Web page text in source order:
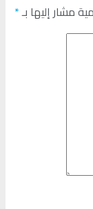
مشار إليها بـ*